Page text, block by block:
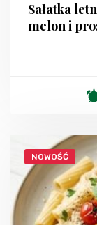
Sałatka
melon i
NOWOŚĆ